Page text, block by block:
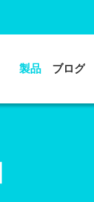
製品 ブログ